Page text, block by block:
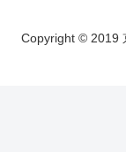
Copyright © 2019